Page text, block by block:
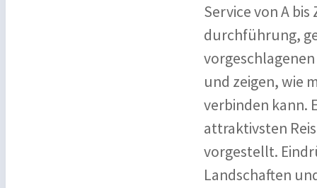
Service von A
durchführung,
und zeigen, wie
verbinden kann.
attraktivsten
vorgestellt.
Landschaften